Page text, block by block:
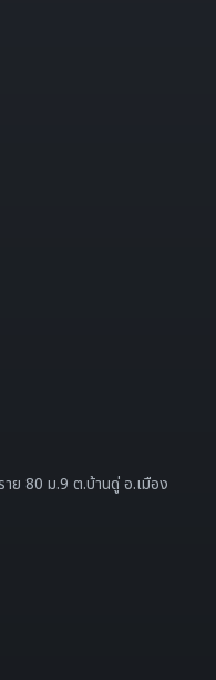
าย 80 ม.9 ต.บ้านดู่ อ.เมือง